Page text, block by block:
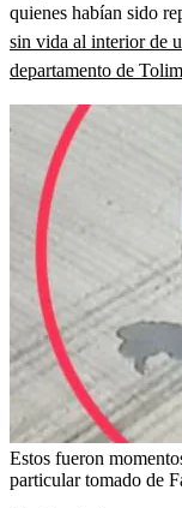
quienes habían sido
sin vida al interior de
departamento de
Estos fueron
particular tomado de